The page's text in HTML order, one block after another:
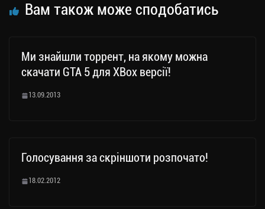
Вам також може сподобатись
Ми знайшли торрент, на якому можна
скачати GTA 5 для XBox версії!
13.09.2013
Голосування за скріншоти розпочато!
18.02.2012